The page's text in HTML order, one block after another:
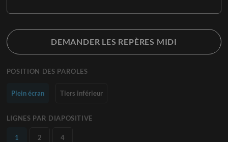
DEMANDER LES REPÈRES MIDI
POSITION DES PAROLES
Plein écran Tiers inférieur
LIGNES PAR DIAPOSITIVE
1 2 4